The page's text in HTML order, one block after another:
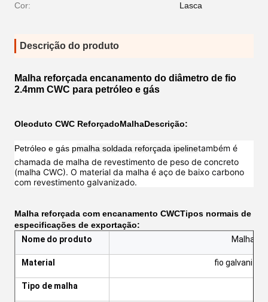
Cor: Lasca
Descrição do produto
Malha reforçada encanamento do diâmetro de fio
2.4mm CWC para petróleo e gás
Oleoduto CWC ReforçadoMalhaDescrição:
Petróleo e gás pmalha soldada reforçada ipelinetambém é
chamada de malha de revestimento de peso de concreto
(malha CWC). O material da malha é aço de baixo carbono
com revestimento galvanizado.
Malha reforçada com encanamento CWCTipos normais de
especificações de exportação:
Nome do produto
Malha
Material fio
Tipo de malha